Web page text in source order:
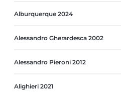
Alburquerque 2024
Alessandro Gherardesca 2002
Alessandro Pieroni 2012
Alighieri 2021